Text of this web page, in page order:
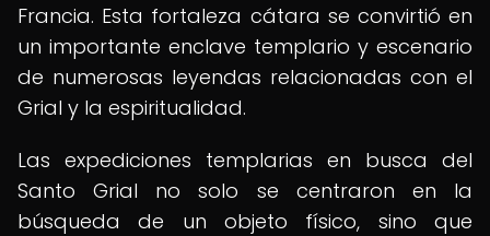
Francia. Esta fortaleza cátara se convirtió en
un importante enclave templario y escenario
de numerosas leyendas relacionadas con el
Grial y la espiritualidad.
Las expediciones templarias en busca del
Santo Grial no solo se centraron en la
búsqueda de un objeto físico, sino que